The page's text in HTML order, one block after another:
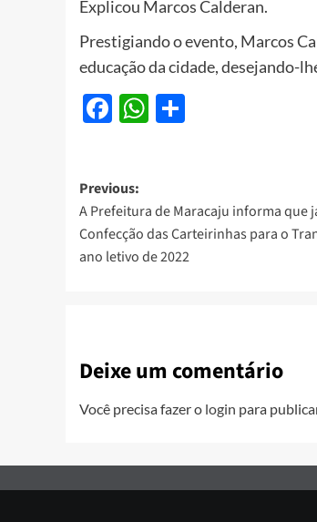
Explicou Marcos Calderan.
Prestigiando o evento, Marcos
educação da cidade, desejando-
Facebook
WhatsApp
Post
navigation
Previous:
A Prefeitura de Maracaju informa que
Confecção das Carteirinhas para o
ano letivo de 2022
Deixe um comentário
Você precisa fazer o login para